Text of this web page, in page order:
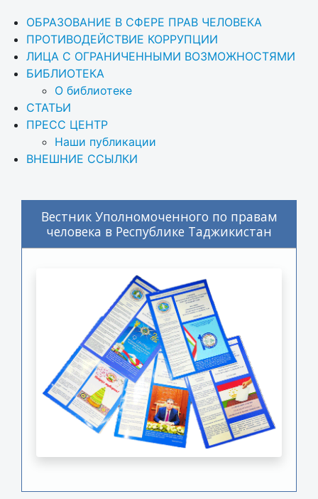
ОБРАЗОВАНИЕ В СФЕРЕ ПРАВ ЧЕЛОВЕКА
ПРОТИВОДЕЙСТВИЕ КОРРУПЦИИ
ЛИЦА С ОГРАНИЧЕННЫМИ ВОЗМОЖНОСТЯМИ
БИБЛИОТЕКА
О библиотеке
СТАТЬИ
ПРЕСС ЦЕНТР
Наши публикации
ВНЕШНИЕ ССЫЛКИ
Вестник Уполномоченного по правам
человека в Республике Таджикистан